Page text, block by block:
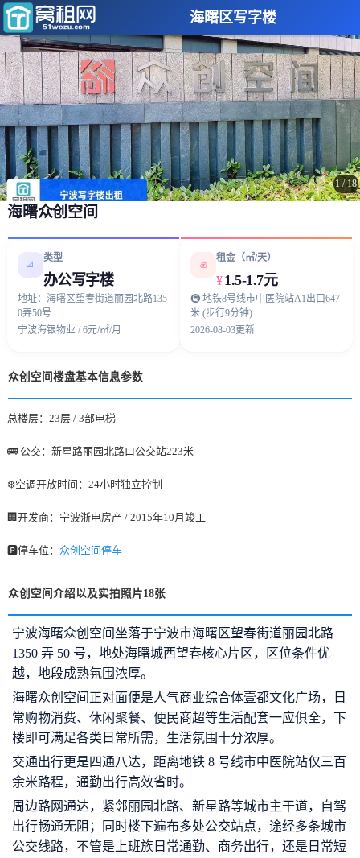
海曙区写字楼
1/18
海曙众创空间
📐
类型
办公写字楼
地址：海曙区望春街道丽园北路135
0弄50号
宁波海银物业 / 6元/㎡/月
💰
租金（㎡/天）
¥1.5-1.7元
🚇 地铁8号线市中医院站A1出口647
米 (步行9分钟)
2026-08-03更新
众创空间楼盘基本信息参数
总楼层：23层 / 3部电梯
🚌 公交：新星路丽园北路口公交站223米
❄️空调开放时间：24小时独立控制
🏢开发商：宁波浙电房产 / 2015年10月竣工
🅿️停车位： 众创空间停车
众创空间介绍以及实拍照片18张
宁波海曙众创空间坐落于宁波市海曙区望春街道丽园北路
1350 弄 50 号，地处海曙城西望春核心片区，区位条件优
越，地段成熟氛围浓厚。
海曙众创空间 正对面便是人气商业综合体壹都文化广场，日
常购物消费、休闲聚餐、便民商超等生活配套一应俱全，下
楼即可满足各类日常所需，生活氛围十分浓厚。
交通出行更是四通八达，距离地铁 8 号线市中医院站仅三百
余米路程，通勤出行高效省时。
周边路网通达，紧邻丽园北路、新星路等城市主干道，自驾
出行畅通无阻；同时楼下遍布多处公交站点，途经多条城市
公交线路，不管是上班族日常通勤、商务出行，还是日常短